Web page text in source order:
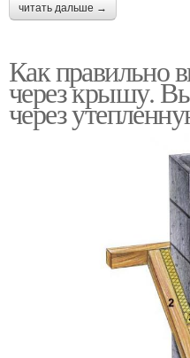
читать дальше →
Как правильно
через крышу.
через